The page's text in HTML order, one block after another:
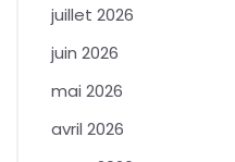
juillet 2026
juin 2026
mai 2026
avril 2026